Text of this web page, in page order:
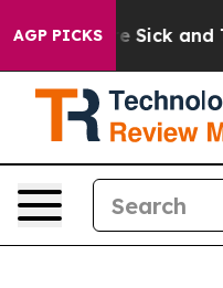
AGP PICKS
Are Sick and